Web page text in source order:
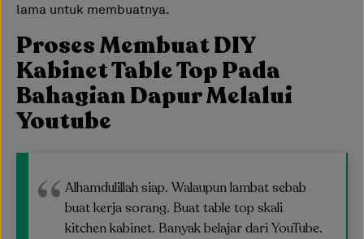
lama untuk membuatnya.
Proses Membuat DIY
Kabinet Table Top Pada
Bahagian Dapur Melalui
Youtube
Alhamdulillah siap. Walaupun lambat sebab
buat kerja sorang. Buat table top skali
kitchen kabinet. Banyak belajar dari YouTube.